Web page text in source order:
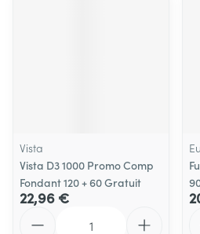
Vista
Vista D3 1000 Promo Comp
Fondant 120 + 60 Gratuit
22,96 €